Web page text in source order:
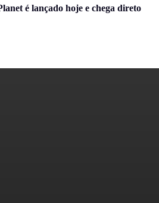
é lançado hoje e chega direto